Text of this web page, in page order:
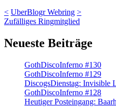
< UberBlogr Webring >
Zufälliges Ringmitglied
Neueste Beiträge
GothDiscoInferno #130
GothDiscoInferno #129
DiscogsDienstag: Invisible
GothDiscoInferno #128
Heutiger Posteingang: